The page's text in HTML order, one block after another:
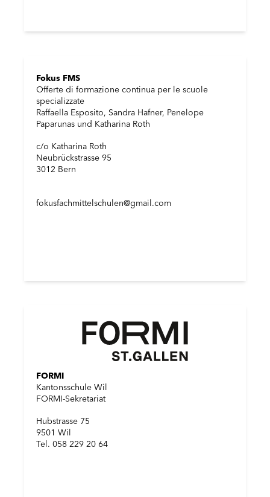
Fokus FMS
Offerte di formazione continua per le scuole
specializzate
Raffaella Esposito, Sandra Hafner, Penelope
Paparunas und Katharina Roth
c/o Katharina Roth
Neubrückstrasse 95
3012 Bern
fokusfachmittelschulen@gmail.com
FORMI
Kantonsschule Wil
FORMI-Sekretariat
Hubstrasse 75
9501 Wil
Tel. 058 229 20 64